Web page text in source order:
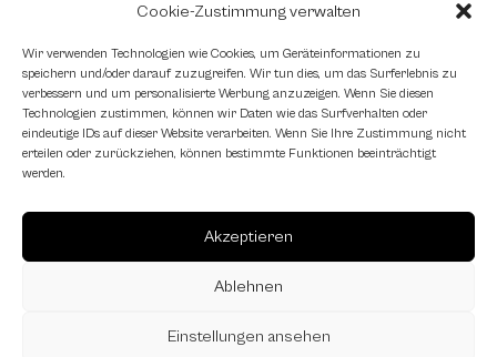
Cookie-Zustimmung verwalten
Wir verwenden Technologien wie Cookies, um Geräteinformationen zu
speichern und/oder darauf zuzugreifen. Wir tun dies, um das Surferlebnis zu
verbessern und um personalisierte Werbung anzuzeigen. Wenn Sie diesen
Technologien zustimmen, können wir Daten wie das Surfverhalten oder
eindeutige IDs auf dieser Website verarbeiten. Wenn Sie Ihre Zustimmung nicht
erteilen oder zurückziehen, können bestimmte Funktionen beeinträchtigt
werden.
Akzeptieren
Ablehnen
Einstellungen ansehen
Kontaktformular
Schachfreundliche Lokale